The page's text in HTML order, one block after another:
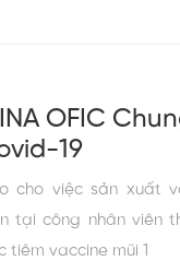
OFIC
19
cho việc sản xuất
tại công nhân viên
vaccine mũi 1